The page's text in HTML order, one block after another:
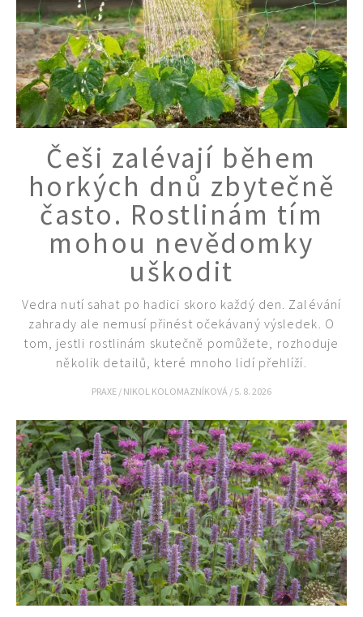
Češi zalévají během
horkých dnů zbytečně
často. Rostlinám tím
mohou nevědomky
uškodit
Vedra nutí sahat po hadici skoro každý den. Zalévání
zahrady ale nemusí přinést očekávaný výsledek. O
tom, jestli rostlinám skutečně pomůžete, rozhoduje
několik detailů, které mnoho lidí přehlíží.
PRAXE / NIKOL KOLOMAZNÍKOVÁ / 5. 8. 2026